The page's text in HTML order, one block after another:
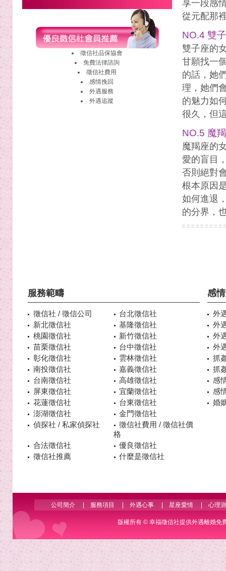
享一段感
從元配那
NO.4 雙
雙子座的
甘願找一
的話，她
理，她們
的魅力如
很久，但
NO.5 魔
魔羯座的
愛的盲目
否則絕對
根本原因
如何進退
的分界，
徵信社品保協會
免費法律諮詢
徵信社費用
感情挽回
外遇服務
外遇追蹤
服務範疇
徵信社 / 徵信公司
台北徵信社
新北徵信社
基隆徵信社
桃園徵信社
新竹徵信社
苗栗徵信社
台中徵信社
彰化徵信社
雲林徵信社
南投徵信社
嘉義徵信社
台南徵信社
高雄徵信社
屏東徵信社
宜蘭徵信社
花蓮徵信社
台東徵信社
澎湖徵信社
金門徵信社
偵探社 / 私家偵探社
徵信社費用 / 徵信社價
格
合法徵信社
優良徵信社
徵信社推薦
什麼是徵信社
感
外
外
外
外
抓
抓
感
感
婚
公司簡介|服務項目|外遇心事|星座愛情|心理
版權所有 ©幸福徵信社提供外遇離婚免